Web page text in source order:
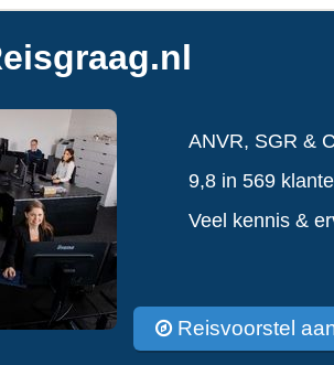
ANVR, SGR &
9,8 in 569
Veel kennis &
Reisvoorstel